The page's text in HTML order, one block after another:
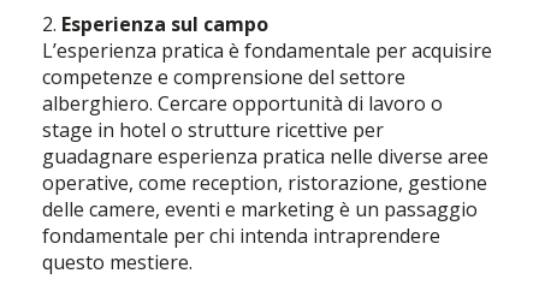
2. Esperienza sul campo
L’esperienza pratica è fondamentale per acquisire
competenze e comprensione del settore
alberghiero. Cercare opportunità di lavoro o
stage in hotel o strutture ricettive per
guadagnare esperienza pratica nelle diverse aree
operative, come reception, ristorazione, gestione
delle camere, eventi e marketing è un passaggio
fondamentale per chi intenda intraprendere
questo mestiere.